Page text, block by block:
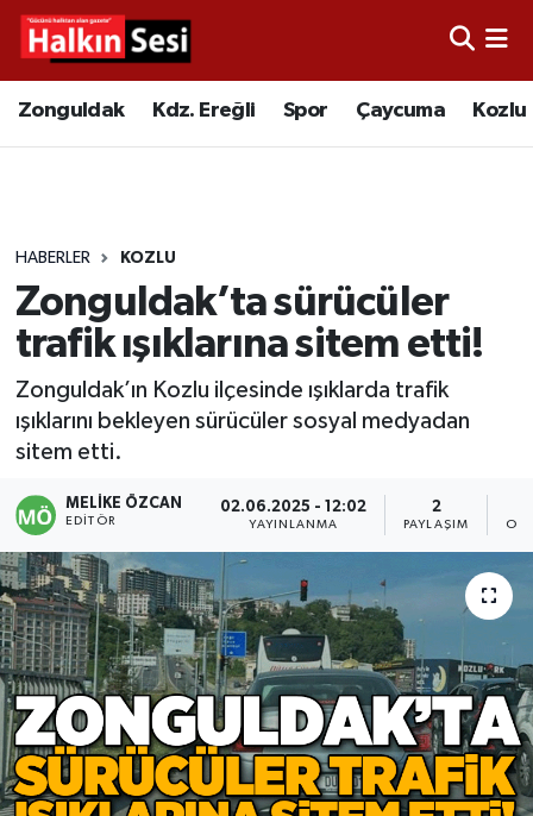
Zonguldak Kdz. Ereğli Spor Çaycuma Kozlu
HABERLER KOZLU
Zonguldak’ta sürücüler
trafik ışıklarına sitem etti!
Zonguldak’ın Kozlu ilçesinde ışıklarda trafik
ışıklarını bekleyen sürücüler sosyal medyadan
sitem etti.
MELIKE ÖZCAN
EDITÖR
02.06.2025 - 12:02
YAYINLANMA
2
PAYLAŞIM
Video
Çaycuma
Alaplı
Asayiş
Bartın
Karabük
Devrek
Bolu
ÇEVRE
BİLİM VE TEKNOLOJİ
Merkez Hava Durumu
Tüm Manşetler
Son Dakika Haberleri
Haber Arşivi